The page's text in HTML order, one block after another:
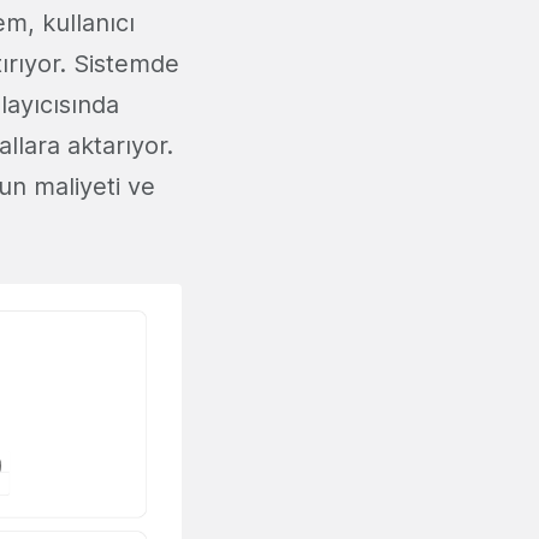
kullanıcı
Sistemde
aktarıyor.
maliyeti ve